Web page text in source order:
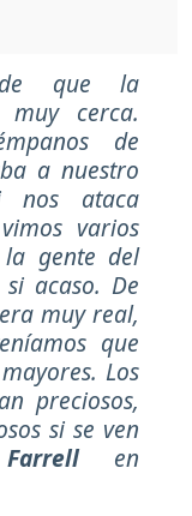
de que la
muy cerca.
de
a nuestro
nos ataca
varios
la gente del
acaso. De
muy real,
que
Los
preciosos,
si se ven
Farrell en